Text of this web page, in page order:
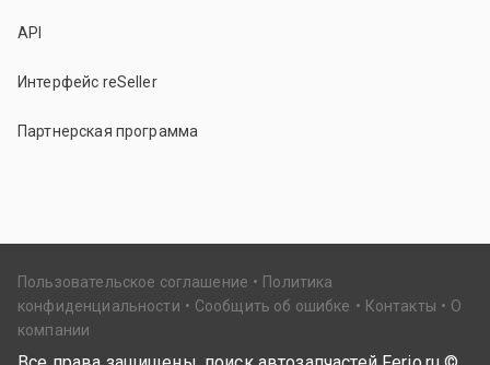
API
Интерфейс reSeller
Партнерская программа
Пользовательское соглашение
Политика
конфиденциальности
Сообщить об ошибке Контакты
О
компании